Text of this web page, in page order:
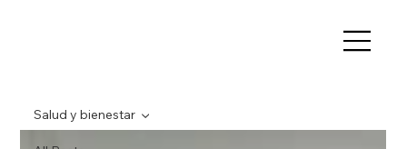
Salud y bienestar